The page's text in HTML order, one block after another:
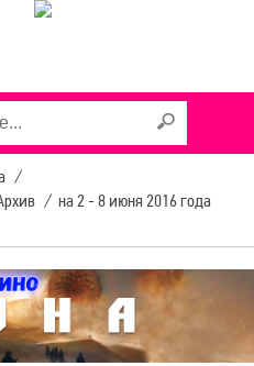
/
/ на 2 - 8 июня 2016 года